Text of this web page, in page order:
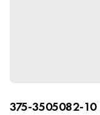
375-3505082-10